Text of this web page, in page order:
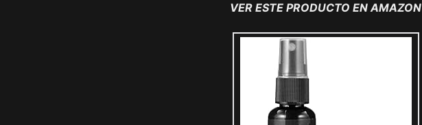
VER ESTE PRODUCTO EN AMAZON